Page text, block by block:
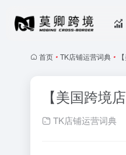
首页 • TK店铺运营词典 •
【美国跨境
TK店铺运营词典